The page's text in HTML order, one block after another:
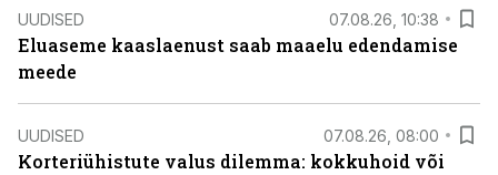
UUDISED 07.08.26, 10:38
Eluaseme kaaslaenust saab maaelu edendamise
meede
UUDISED 07.08.26, 08:00
Korteriühistute valus dilemma: kokkuhoid või